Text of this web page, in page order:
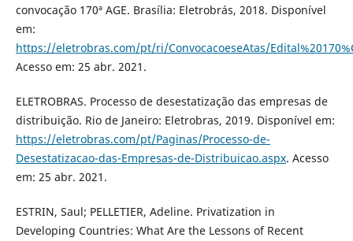
convocação 170ª AGE. Brasília: Eletrobrás, 2018. Disponível
em:
https://eletrobras.com/pt/ri/ConvocacoeseAtas/
Acesso em: 25 abr. 2021.
ELETROBRAS. Processo de desestatização das empresas de
distribuição. Rio de Janeiro: Eletrobras, 2019. Disponível em:
https://eletrobras.com/pt/Paginas/Processo-de-
Desestatizacao-das-Empresas-de-Distribuicao.aspx. Acesso
em: 25 abr. 2021.
ESTRIN, Saul; PELLETIER, Adeline. Privatization in
Developing Countries: What Are the Lessons of Recent